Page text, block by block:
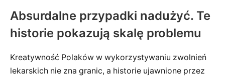
Absurdalne przypadki nadużyć. Te
historie pokazują skalę problemu
Kreatywność Polaków w wykorzystywaniu zwolnień
lekarskich nie zna granic, a historie ujawnione przez